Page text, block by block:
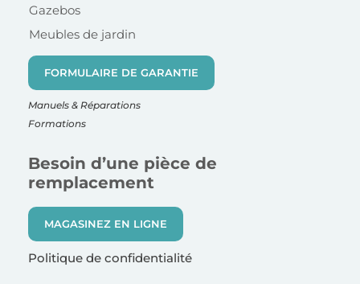
Gazebos
Meubles de jardin
FORMULAIRE DE GARANTIE
Manuels & Réparations
Formations
Besoin d’une pièce de
remplacement
MAGASINEZ EN LIGNE
Politique de confidentialité